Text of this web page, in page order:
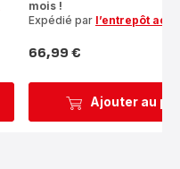
Ajouter au
mois !
Expédié par l’entrepôt
Prix
66,99 €